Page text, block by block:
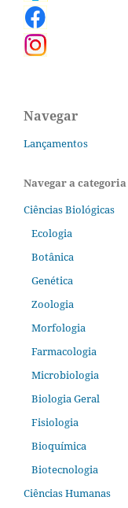
Navegar
Lançamentos
Navegar a categoria
Ciências Biológicas
Ecologia
Botânica
Genética
Zoologia
Morfologia
Farmacologia
Microbiologia
Biologia Geral
Fisiologia
Bioquímica
Biotecnologia
Ciências Humanas